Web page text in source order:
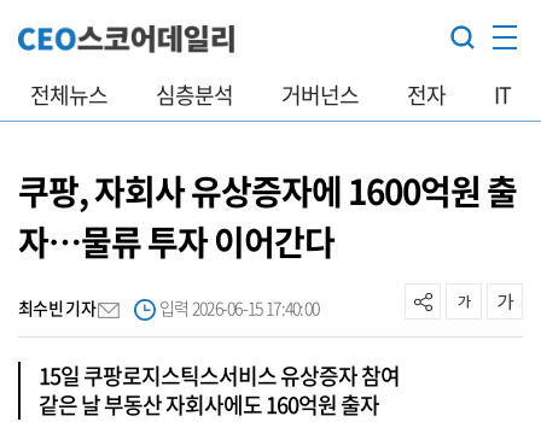
전체뉴스 심층분석 거버넌스 전자 IT
쿠팡, 자회사 유상증자에 1600억원 출
자…물류 투자 이어간다
최수빈 기자 입력 2026-06-15 17:40:00
15일 쿠팡로지스틱스서비스 유상증자 참여
같은 날 부동산 자회사에도 160억원 출자